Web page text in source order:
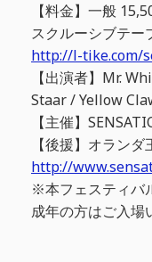
【料金】一般
スクルーシブテー
http://l-tike.com/
【出演者】Mr.
Staar / Yellow
【主催】
【後援】オラン
http://
※本フェスティバ
成年の方はご入場